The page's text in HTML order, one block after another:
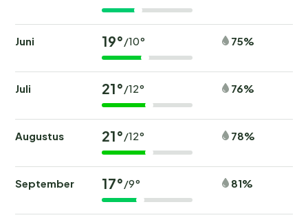
Juni 19°/10° 75%
Juli 21°/12° 76%
Augustus 21°/12° 78%
September 17°/9° 81%